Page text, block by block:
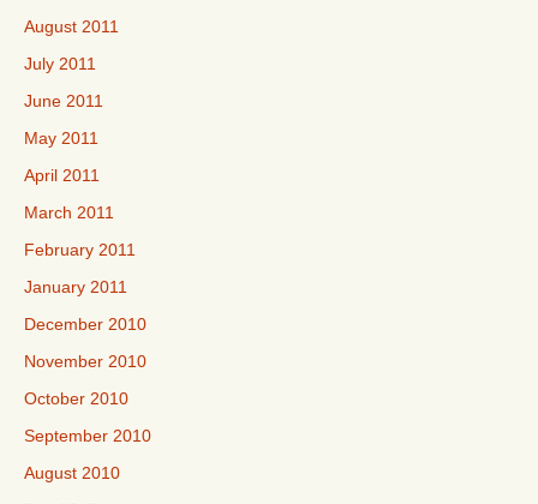
August 2011
July 2011
June 2011
May 2011
April 2011
March 2011
February 2011
January 2011
December 2010
November 2010
October 2010
September 2010
August 2010